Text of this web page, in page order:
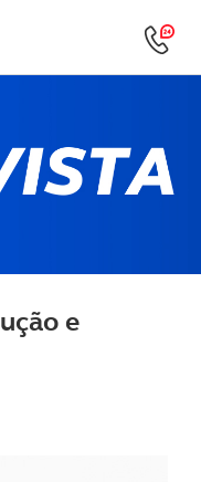
e